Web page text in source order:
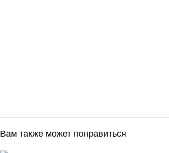
Вам также может понравиться